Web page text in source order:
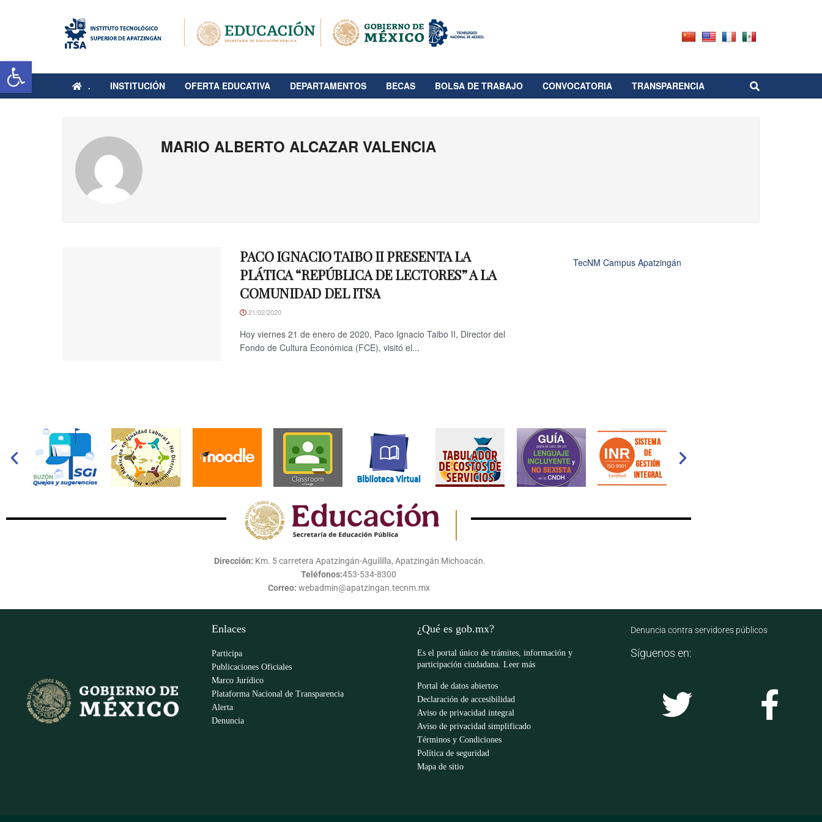
. INSTITUCIÓN OFERTA EDUCATIVA DEPARTAMENTOS BECAS BOLSA DE TRABAJO CONVOCATORIA TRANSPARENCIA
MARIO ALBERTO ALCAZAR VALENCIA
PACO IGNACIO TAIBO II PRESENTA LA
PLÁTICA “REPÚBLICA DE LECTORES” A LA
COMUNIDAD DEL ITSA
21/02/2020
Hoy viernes 21 de enero de 2020, Paco Ignacio Taibo II, Director del
Fondo de Cultura Económica (FCE), visitó el...
TecNM Campus Apatzingán
Dirección: Km. 5 carretera Apatzingán-Aguililla, Apatzingán Michoacán.
Teléfonos:453-534-8300
Correo: webadmin@apatzingan.tecnm.mx
Enlaces
Participa
Publicaciones Oficiales
Marco Jurídico
Plataforma Nacional de Transparencia
Alerta
Denuncia
¿Qué es gob.mx?
Es el portal único de trámites, información y
participación ciudadana. Leer más
Portal de datos abiertos
Declaración de accesibilidad
Aviso de privacidad integral
Aviso de privacidad simplificado
Términos y Condiciones
Política de seguridad
Mapa de sitio
Denuncia contra servidores públicos
Síguenos en:
Abrir barra de herramientas